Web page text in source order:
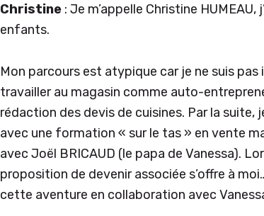
Christine : Je m’appelle Christine
enfants.
Mon parcours est atypique car je ne suis pas
travailler au magasin comme auto-
rédaction des devis de cuisines. Par la suite,
avec une formation « sur le tas » en vente
avec Joël BRICAUD (le papa de Vanessa).
proposition de devenir associée s’offre à
cette aventure en collaboration avec